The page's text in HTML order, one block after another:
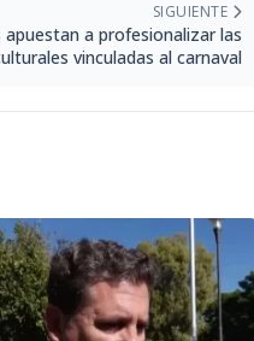
SIGUIENTE
apuestan a profesionalizar las
vinculadas al carnaval